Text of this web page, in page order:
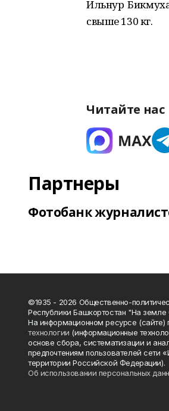
Ильнур
свыше 130 кг.
Читайте нас
Партнеры
Фотобанк
©1935 - 2026 Общественно-
Республики Башкортостан "На земле
На информационном ресурсе (сайте)
технологии (информационные
основе сбора, систематизации и
предпочтениям пользователей сети
территории Российской Федерации).
Об использовании персональных